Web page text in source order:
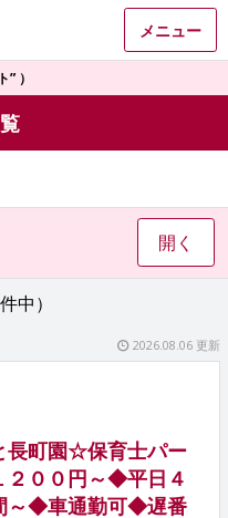
メニュー
）
開く
件中）
2026.08.06 更新
長町園☆保育士パー
２００円～◆平日４
～◆車通勤可◆遅番